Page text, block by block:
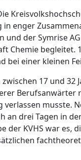
enger
und der Symrise
Chemie begleitet.
bei einer kleinen
17 und
Berufsanwärter
verlassen musste.
an drei Tagen in
der KVHS war es,